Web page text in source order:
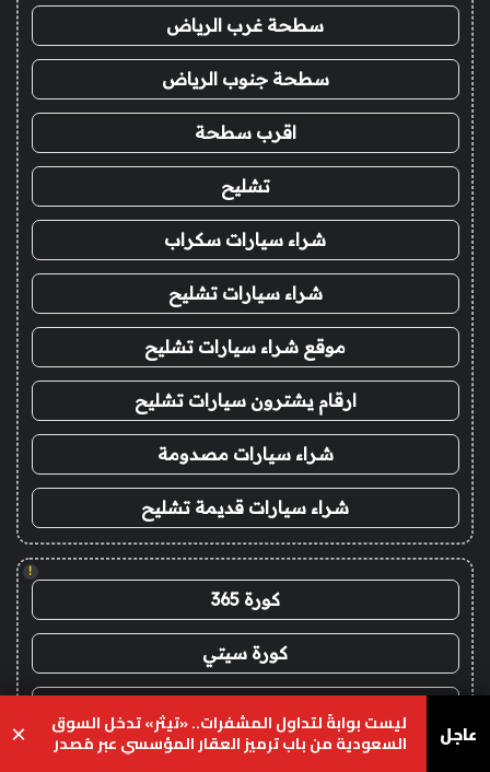
سطحة غرب الرياض
سطحة جنوب الرياض
اقرب سطحة
تشليح
شراء سيارات سكراب
شراء سيارات تشليح
موقع شراء سيارات تشليح
ارقام يشترون سيارات تشليح
شراء سيارات مصدومة
شراء سيارات قديمة تشليح
!
كورة 365
كورة سيتي
بث مباشر ريال مدريد اليوم
عاجل ليست بوابةً لتداول المشفرات.. «تيثر» تدخل السوق
السعودية من باب ترميز العقار المؤسسي عبر مُصدر ×